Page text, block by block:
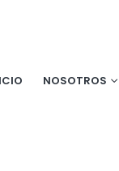
NOSOTROS